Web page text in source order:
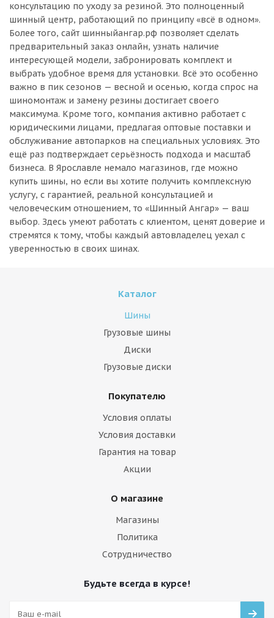
консультацию по уходу за резиной. Это полноценный
шинный центр, работающий по принципу «всё в одном».
Более того, сайт шинныйангар.рф позволяет сделать
предварительный заказ онлайн, узнать наличие
интересующей модели, забронировать комплект и
выбрать удобное время для установки. Всё это особенно
важно в пик сезонов — весной и осенью, когда спрос на
шиномонтаж и замену резины достигает своего
максимума. Кроме того, компания активно работает с
юридическими лицами, предлагая оптовые поставки и
обслуживание автопарков на специальных условиях. Это
ещё раз подтверждает серьёзность подхода и масштаб
бизнеса. В Ярославле немало магазинов, где можно
купить шины, но если вы хотите получить комплексную
услугу, с гарантией, реальной консультацией и
человеческим отношением, то «Шинный Ангар» — ваш
выбор. Здесь умеют работать с клиентом, ценят доверие и
стремятся к тому, чтобы каждый автовладелец уехал с
уверенностью в своих шинах.
Каталог
Шины
Грузовые шины
Диски
Грузовые диски
Покупателю
Условия оплаты
Условия доставки
Гарантия на товар
Акции
О магазине
Магазины
Политика
Сотрудничество
Будьте всегда в курсе!